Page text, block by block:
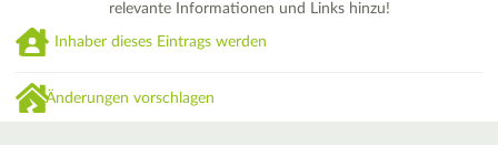
relevante Informationen und Links hinzu!
Inhaber dieses Eintrags werden
Änderungen vorschlagen